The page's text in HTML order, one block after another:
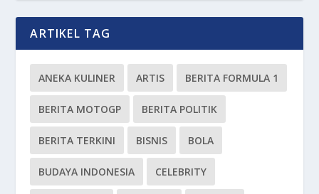
ARTIKEL TAG
ANEKA KULINER ARTIS BERITA FORMULA 1
BERITA MOTOGP BERITA POLITIK
BERITA TERKINI BISNIS BOLA
BUDAYA INDONESIA CELEBRITY